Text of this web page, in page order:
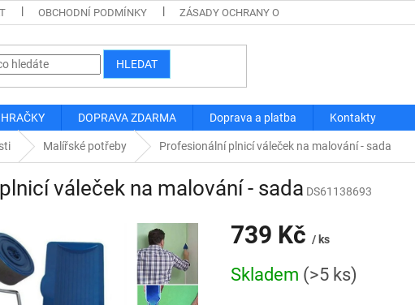
OBCHODNÍ PODMÍNKY ZÁSADY OCHRANY OSOBNÍCH ÚDAJŮ
HLEDAT
HRAČKY DOPRAVA ZDARMA Doprava a platba Kontakty
Malířské potřeby Profesionální plnicí váleček na malování - sada
váleček na malování - sada DS61138693
739 Kč / ks
cena:
Skladem (>5 ks)